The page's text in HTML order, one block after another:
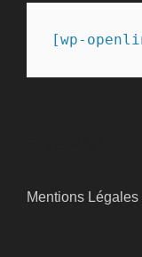
[wp-
Mentions Légales